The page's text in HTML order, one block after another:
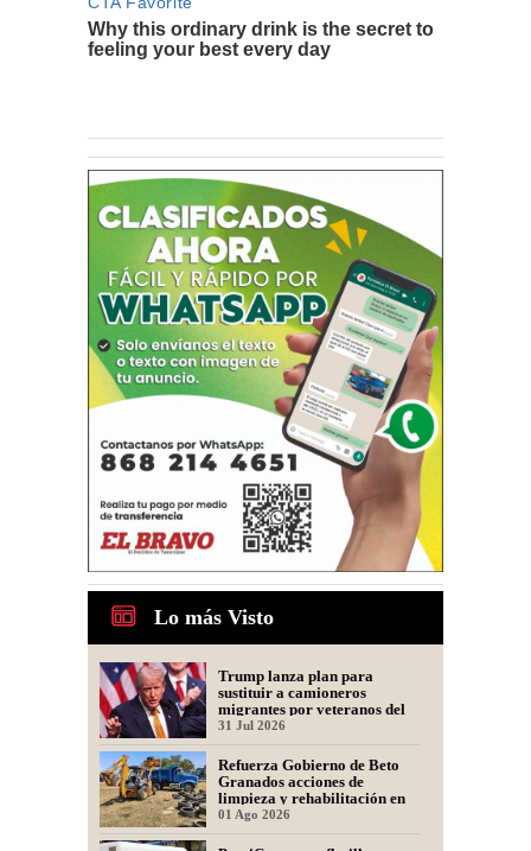
Lo más Visto
Trump lanza plan para
sustituir a camioneros
migrantes por veteranos del
Ejército
31 Jul 2026
Refuerza Gobierno de Beto
Granados acciones de
limpieza y rehabilitación en
Los Presidentes
01 Ago 2026